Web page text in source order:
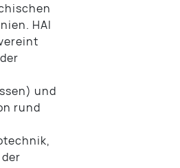
HAI
und
rund